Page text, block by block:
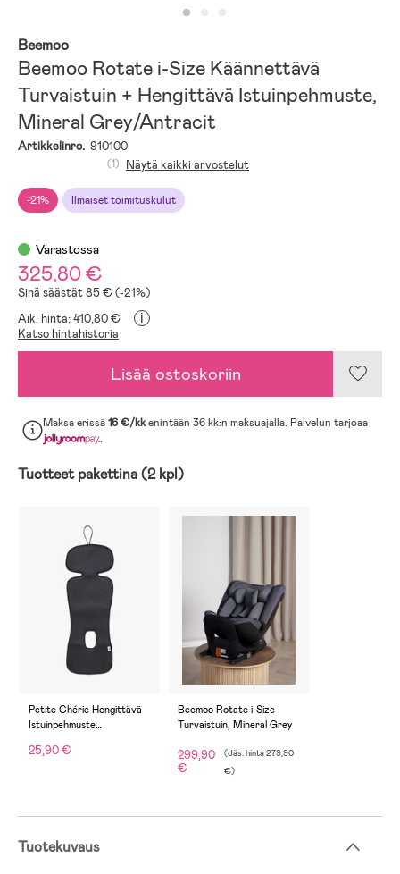
Beemoo
Beemoo Rotate i-Size Käännettävä
Turvaistuin + Hengittävä Istuinpehmuste,
Mineral Grey/Antracit
Artikkelinro. 910100
-21% Ilmaiset toimituskulut
(1) Näytä kaikki arvostelut
Varastossa
325,80 €
Sinä säästät 85 € (-21%)
Aik. hinta: 410,80 €
i
Katso hintahistoria
Lisää ostoskoriin
Maksa erissä16 €/kkenintään 36 kk:n maksuajalla. Palvelun tarjoaa
.
Tuotteet pakettina (2 kpl)
Petite Chérie Hengittävä
Istuinpehmuste
25,90 €
Beemoo Rotate i-Size
Turvaistuin, Mineral Grey
299,90
€
(Jäs. hinta279,90
€)
Tuotekuvaus